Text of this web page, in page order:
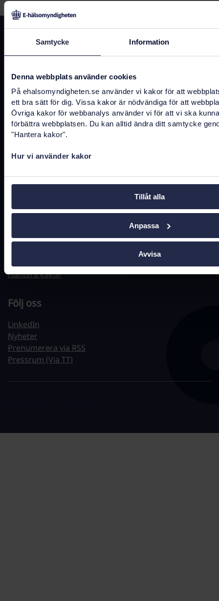
Samtycke Information
Denna webbplats använder cookies
På ehalsomyndigheten.se använder vi kakor för att
ett bra sätt för dig. Vissa kakor är nödvändiga för att
Övriga kakor för webbanalys använder vi för att vi ska
förbättra webbplatsen. Du kan alltid ändra ditt samtycke
"Hantera kakor".
Hur vi använder kakor
Tillåt alla
Anpassa
Avvisa
Kontakta oss
registrator@ehalsomyndigheten.se
Tel.0771-766 200(kundtjänst)
Tel. 010-458 62 00 (växel)
Tel.010-106 07 98(presstjänst)
Fler kontaktuppgifter
Driftstatus
Tillgänglighet
Om webbplatsen
Hantera kakor
Följ oss
LinkedIn
Nyheter
Prenumerera via RSS
Pressrum (Via TT)